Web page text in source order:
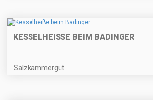
KESSELHEISSE BEIM BADINGER
Salzkammergut